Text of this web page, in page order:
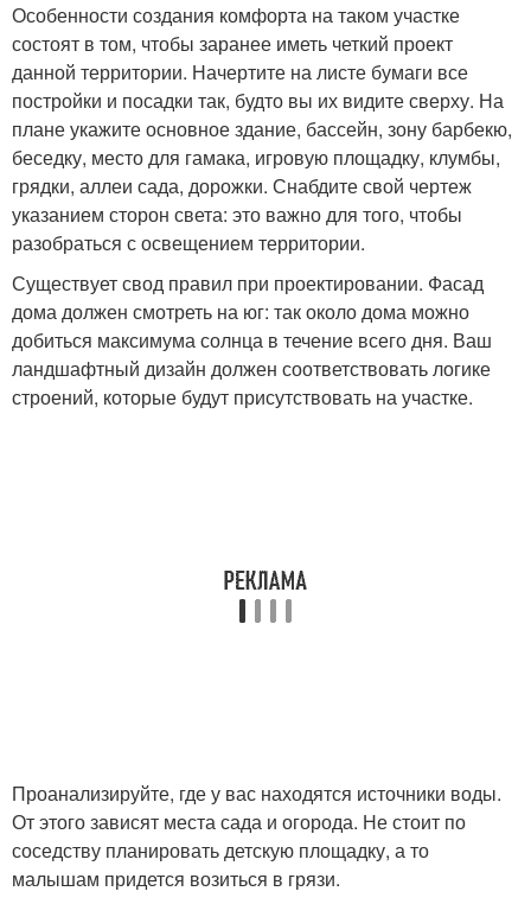
Особенности создания комфорта на таком участке
состоят в том, чтобы заранее иметь четкий проект
данной территории. Начертите на листе бумаги все
постройки и посадки так, будто вы их видите сверху. На
плане укажите основное здание, бассейн, зону барбекю,
беседку, место для гамака, игровую площадку, клумбы,
грядки, аллеи сада, дорожки. Снабдите свой чертеж
указанием сторон света: это важно для того, чтобы
разобраться с освещением территории.
Существует свод правил при проектировании. Фасад
дома должен смотреть на юг: так около дома можно
добиться максимума солнца в течение всего дня. Ваш
ландшафтный дизайн должен соответствовать логике
строений, которые будут присутствовать на участке.
Проанализируйте, где у вас находятся источники воды.
От этого зависят места сада и огорода. Не стоит по
соседству планировать детскую площадку, а то
малышам придется возиться в грязи.